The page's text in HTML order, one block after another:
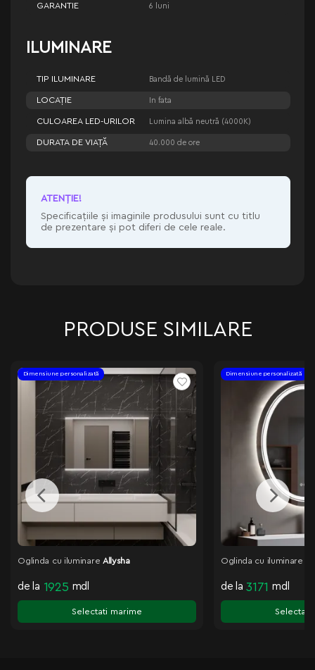
GARANTIE 6 luni
ILUMINARE
TIP ILUMINARE Bandă de lumină LED
LOCAȚIE In fata
CULOAREA LED-URILOR Lumina albă neutră (4000K)
DURATA DE VIAȚĂ 40.000 de ore
ATENŢIE!
Specificațiile și imaginile produsului sunt cu titlu
de prezentare și pot diferi de cele reale.
PRODUSE SIMILARE
Dimensiune personalizată
Oglinda cu iluminare Allysha
de la 1925 mdl
Selectati marime
Dimensiune personalizată
Oglinda cu iluminare
de la 3171 mdl
Selectati